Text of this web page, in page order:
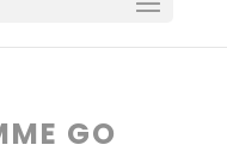
GO